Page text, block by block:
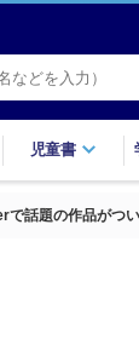
児童書
話題の作品がつ